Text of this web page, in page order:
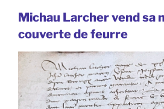
Michau Larcher vend sa
couverte de feurre